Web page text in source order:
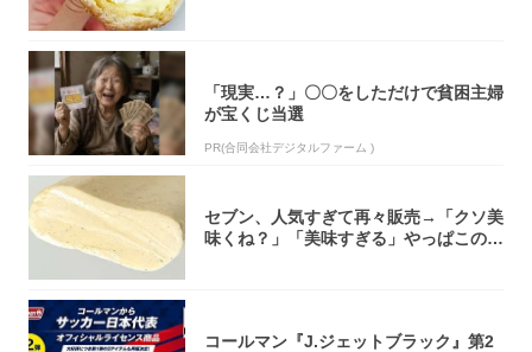
「現実…？」〇〇をしただけで貧困主婦
が宝くじ当選
PR(合同会社デジタルファーム )
セブン、人気すぎて再々販売→「クソ美
味くね？」「美味すぎる」やっぱこのク
コールマン『J.ジェットブラック』第2